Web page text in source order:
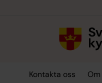
Kontakta oss